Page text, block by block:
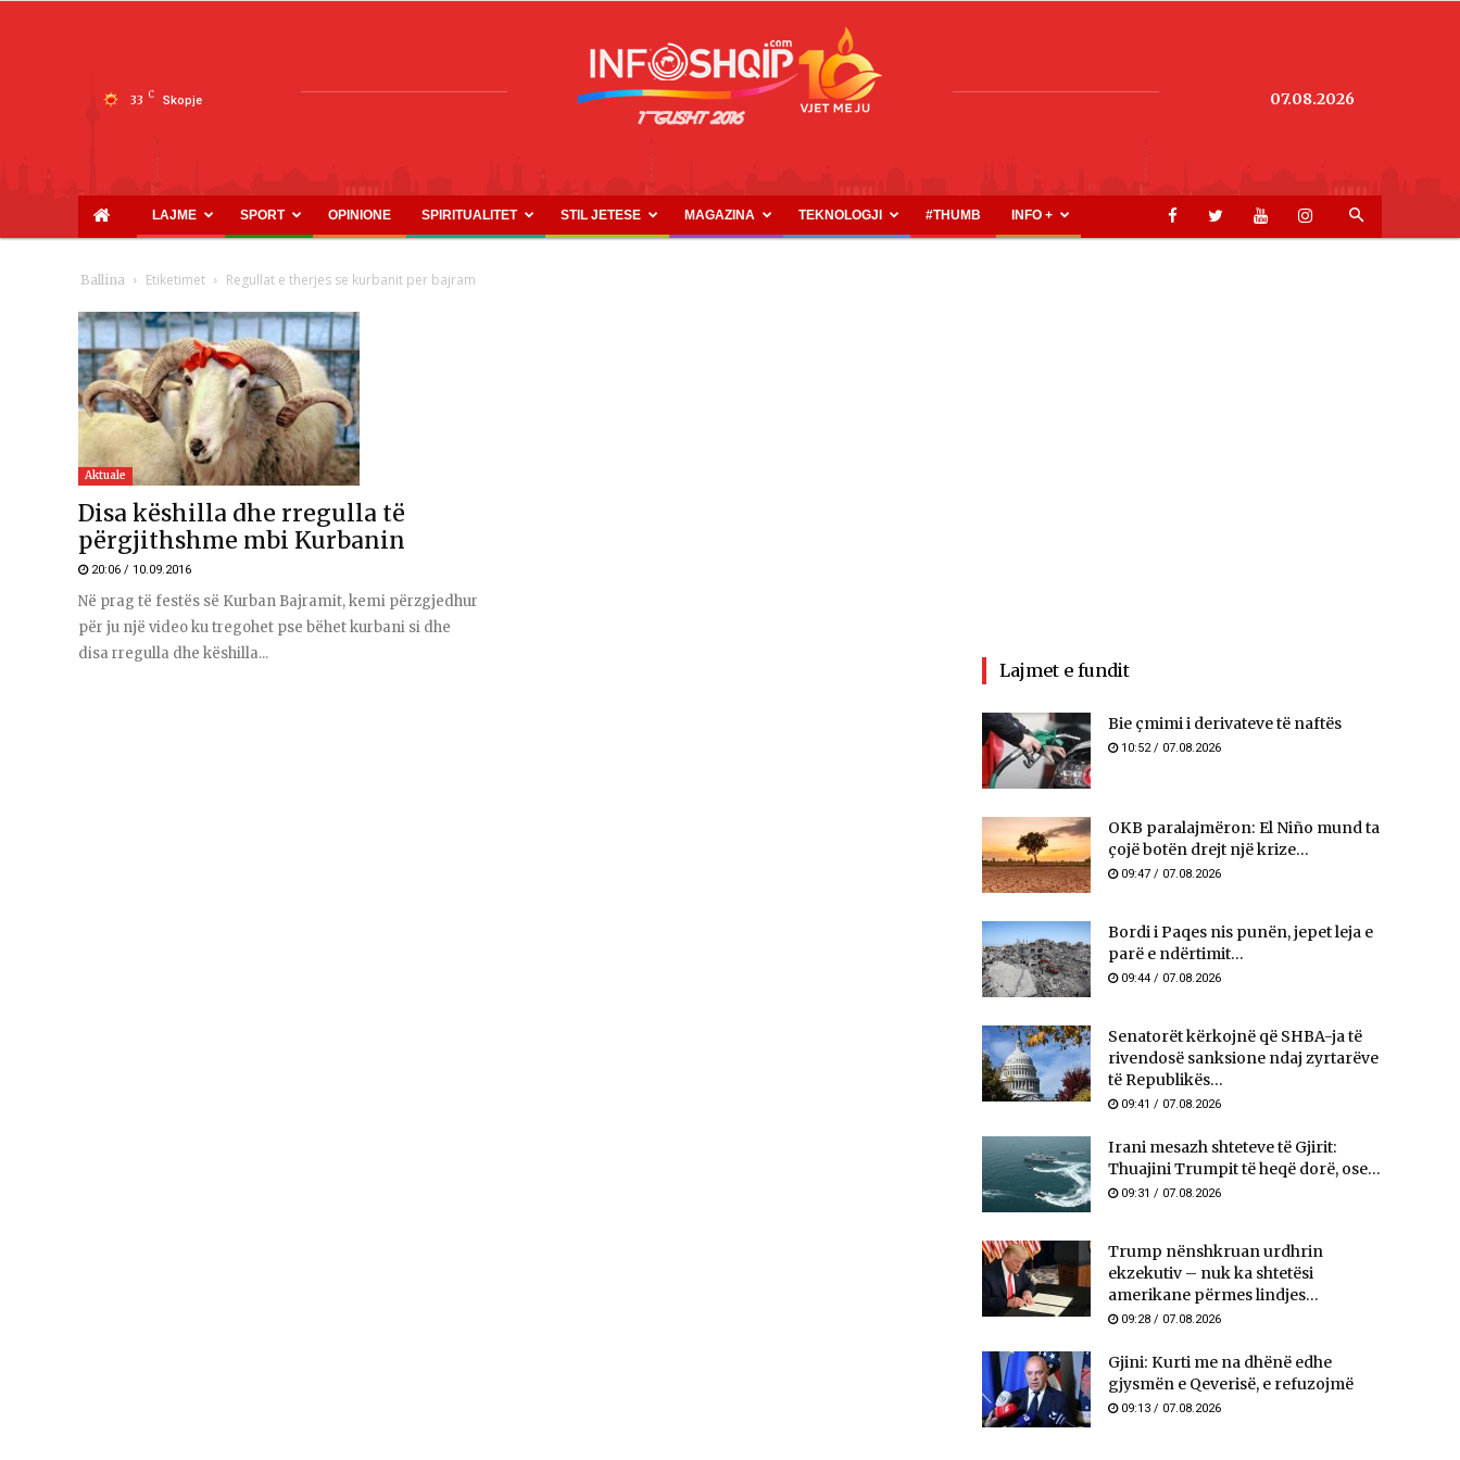
33 C Skopje
INFOSHQIP.COM
07.08.2026
LAJME SPORT OPINIONE SPIRITUALITET STIL JETESE MAGAZINA TEKNOLOGJI #THUMB INFO +
Ballina Etiketimet Regullat e therjes se kurbanit per bajram
Aktuale
Disa këshilla dhe rregulla të
përgjithshme mbi Kurbanin
20:06 / 10.09.2016
Në prag të festës së Kurban Bajramit, kemi përzgjedhur
për ju një video ku tregohet pse bëhet kurbani si dhe
disa rregulla dhe këshilla...
Lajmet e fundit
Bie çmimi i derivateve të naftës
10:52 / 07.08.2026
OKB paralajmëron: El Niño mund ta
çojë botën drejt një krize...
09:47 / 07.08.2026
Bordi i Paqes nis punën, jepet leja e
parë e ndërtimit...
09:44 / 07.08.2026
Senatorët kërkojnë që SHBA-ja të
rivendosë sanksione ndaj zyrtarëve
të Republikës...
09:41 / 07.08.2026
Irani mesazh shteteve të Gjirit:
Thuajini Trumpit të heqë dorë, ose...
09:31 / 07.08.2026
Trump nënshkruan urdhrin
ekzekutiv – nuk ka shtetësi
amerikane përmes lindjes...
09:28 / 07.08.2026
Gjini: Kurti me na dhënë edhe
gjysmën e Qeverisë, e refuzojmë
09:13 / 07.08.2026